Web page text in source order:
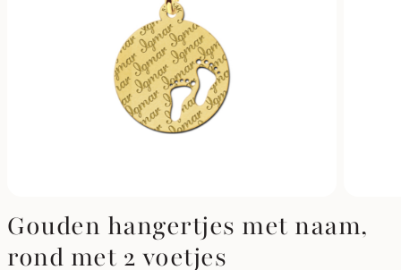
Gouden hangertjes met naam,
rond met 2 voetjes